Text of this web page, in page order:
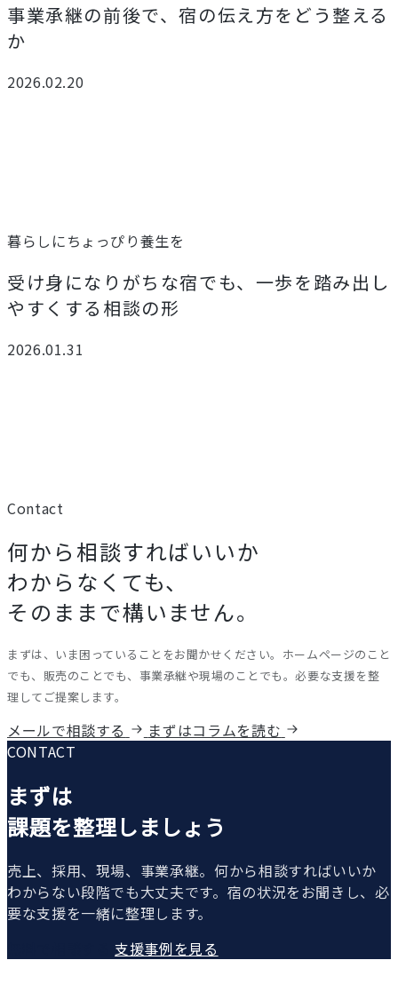
事業承継の前後で、宿の伝え方をどう整える
か
2026.02.20
暮らしにちょっぴり養生を
受け身になりがちな宿でも、一歩を踏み出し
やすくする相談の形
2026.01.31
Contact
何から相談すればいいか
わからなくても、
そのままで構いません。
まずは、いま困っていることをお聞かせください。ホームページのこと
でも、販売のことでも、事業承継や現場のことでも。必要な支援を整
理してご提案します。
メールで相談する
まずはコラムを読む
CONTACT
まずは
課題を整理しましょう
売上、採用、現場、事業承継。何から相談すればいいか
わからない段階でも大丈夫です。宿の状況をお聞きし、必
要な支援を一緒に整理します。
支援事例を見る